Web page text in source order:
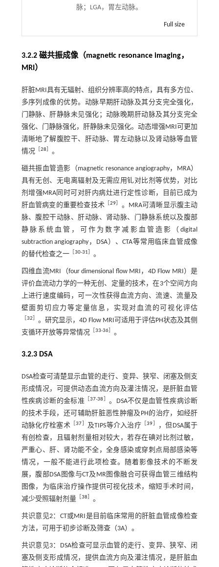
脉；LGA，胃左动脉。
Full size
3.2.2 磁共振成像（magnetic resonance imaging，
MRI）
肝脏MRI具有无辐射、组织分辨率高的特点，具有多方位、
多序列成像的优势。动脉早期肝动脉及其分支完全强化，
门静脉、肝静脉未见强化；动脉晚期肝动脉及其分支完全
强化、门静脉强化，肝静脉未见强化。动态增强MRI可更加
清晰地了解腹腔干、肝动脉、胃左动脉以及肾动脉等血管
情况
28 。
磁共振血管造影（magnetic resonance angiography，MRA）
具有无创、无电离辐射及无需应用钆对比剂等优势，对比
剂增强MRA同时可对肝内病灶进行定性诊断，目前已成为
肝血管病变的重要检查技术 ［29
。MRA可清晰显示腹主动
脉、腹腔干动脉、肝动脉、肾动脉、门静脉系统以及腹部
静脉系统血管，可作为数字减影血管造影（digital
subtraction angiography，DSA）、CTA等常用临床血管成像
的替代检查之一［ 30-31 。
四维血流MRI（four dimensional flow MRI，4D Flow MRI）是
评价血流动力学的一种无创、定量的技术，在3个空间方向
上进行速度编码，可一次性获得血流方向、流速、流量及
壁面剪切应力等定量信息，实现对血流的可视化评估
32
。研究显示，4D Flow MRI可适用于评估PH状态及其侧
支循环开放等异常情况
33-36］ 。
3.2.3 DSA
DSA检查可清楚显示血管的走行、变异、狭窄、闭塞及侧支
形成情况，可提供动态血流方向及灌注情况，是肝脏血管
性疾病诊断的金标准 ［37-38
。DSA不仅是血管性疾病诊断
的技术手段，还可辅助肝脏恶性肿瘤及PH的治疗，如经肝
动脉化疗栓塞术 ［37 及TIPS等介入治疗 ［39
，但DSA属于
有创检查，且辐射剂量相对较大，若存在碘对比剂过敏，
严重心、肝、肾功能不全，全身感染或穿刺点局部感染等
情况，一般不能进行此项检查。随着影像技术的不断发
展，腹部DSA图像与CT及MR图像融合可获得血管三维结构
图像，为临床治疗操作提供可视化技术，缩短手术时间，
减少受照辐射剂量［ 38 。
共识意见2：CT或MRI是目前临床常用的肝脏血管成像检查
方法，可用于初步诊断及筛查（3A）。
共识意见3：DSA检查可显示血管的走行、变异、狭窄、闭
塞及侧支形成情况，提供血流方向及灌注情况，是肝脏血